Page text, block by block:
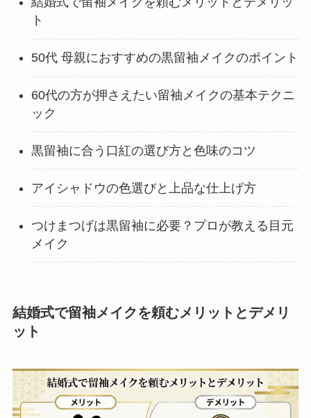
ト
50代 母親におすすめの黒留袖メイクのポイント
60代の方が押さえたい留袖メイクの基本テクニ
ック
黒留袖に合う口紅の選び方と色味のコツ
アイシャドウの色選びと上品な仕上げ方
つけまつげは黒留袖に必要？プロが教える目元
メイク
結婚式で留袖メイクを頼むメリットとデメリ
ット